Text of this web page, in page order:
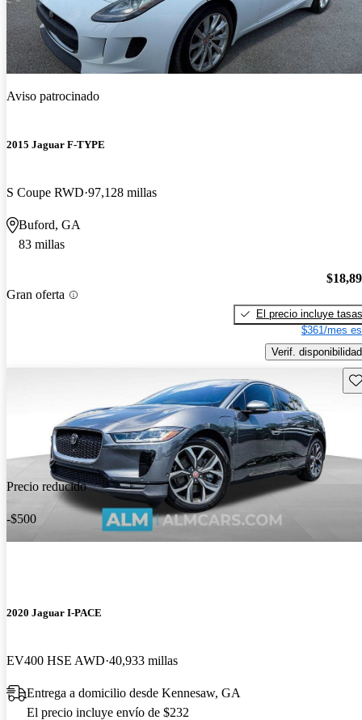
Aviso patrocinado
2015 Jaguar F-TYPE
S Coupe RWD 97,128 millas
Buford, GA
83 millas
Gran oferta
El precio incluye tasas
$361/mes
Verif. disponibilidad
Precio reducido
-$500
2020 Jaguar I-PACE
EV400 HSE AWD 40,933 millas
Entrega a domicilio desde Kennesaw, GA
El precio incluye envío de $232